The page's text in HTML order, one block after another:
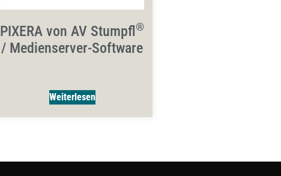
PIXERA von AV Stumpfl®
/ Medienserver-Software
Weiterlesen